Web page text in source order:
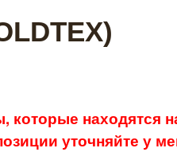
находятся
уточняйте у